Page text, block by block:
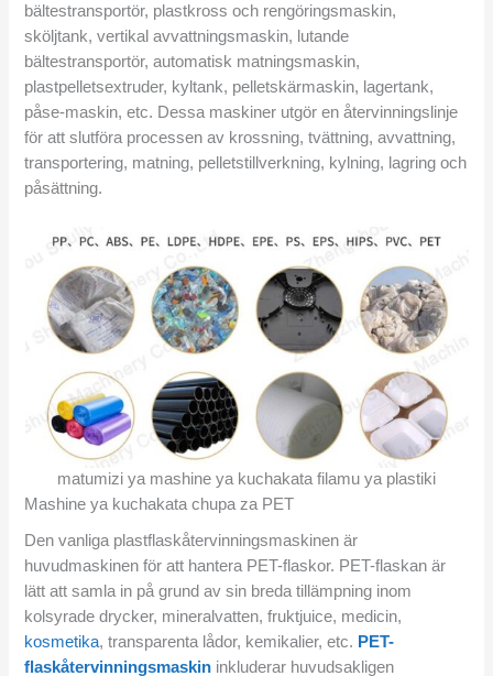
bältestransportör, plastkross och rengöringsmaskin,
sköljtank, vertikal avvattningsmaskin, lutande
bältestransportör, automatisk matningsmaskin,
plastpelletsextruder, kyltank, pelletskärmaskin, lagertank,
påse-maskin, etc. Dessa maskiner utgör en återvinningslinje
för att slutföra processen av krossning, tvättning, avvattning,
transportering, matning, pelletstillverkning, kylning, lagring och
påsättning.
matumizi ya mashine ya kuchakata filamu ya plastiki
Mashine ya kuchakata chupa za PET
Den vanliga plastflaskåtervinningsmaskinen är
huvudmaskinen för att hantera PET-flaskor. PET-flaskan är
lätt att samla in på grund av sin breda tillämpning inom
kolsyrade drycker, mineralvatten, fruktjuice, medicin,
kosmetika, transparenta lådor, kemikalier, etc. PET-
flaskåtervinningsmaskin inkluderar huvudsakligen